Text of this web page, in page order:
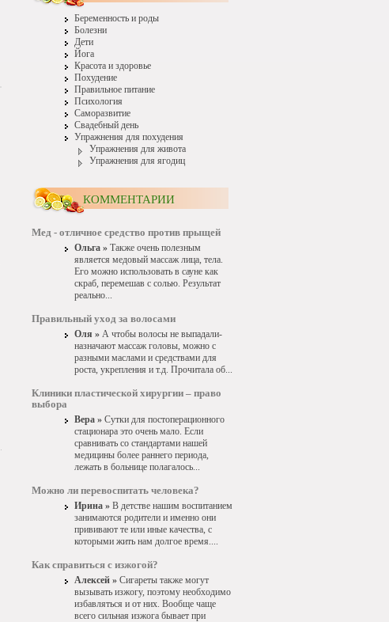
Беременность и роды
Болезни
Дети
Йога
Красота и здоровье
Похудение
Правильное питание
Психология
Саморазвитие
Свадебный день
Упражнения для похудения
Упражнения для живота
Упражнения для ягодиц
КОММЕНТАРИИ
Мед - отличное средство против прыщей
Ольга » Также очень полезным
является медовый массаж лица, тела.
Его можно использовать в сауне как
скраб, перемешав с солью. Результат
реально...
Правильный уход за волосами
Оля » А чтобы волосы не выпадали-
назначают массаж головы, можно с
разными маслами и средствами для
роста, укрепления и т.д. Прочитала об...
Клиники пластической хирургии – право
выбора
Вера » Сутки для постоперационного
стационара это очень мало. Если
сравнивать со стандартами нашей
медицины более раннего периода,
лежать в больнице полагалось...
Можно ли перевоспитать человека?
Ирина » В детстве нашим воспитанием
занимаются родители и именно они
прививают те или иные качества, с
которыми жить нам долгое время....
Как справиться с изжогой?
Алексей » Сигареты также могут
вызывать изжогу, поэтому необходимо
избавляться и от них. Вообще чаще
всего сильная изжога бывает при